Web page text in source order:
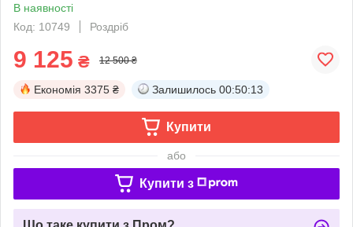
В наявності
Код: 10749
Роздріб
9 125 ₴ 12 500 ₴
Економія 3375 ₴ Залишилось 00:50:13
Купити
або
Купити з